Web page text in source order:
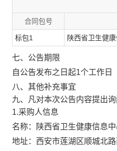
合同包号
标包1 陕西省卫生健
七、公告期限
自公告发布之日起1个工作日
八、其他补充事宜
九、凡对本次公告内容提出
1.采购人信息
名称：
陕西省卫生健康信息
地址： 西安市莲湖区顺城北